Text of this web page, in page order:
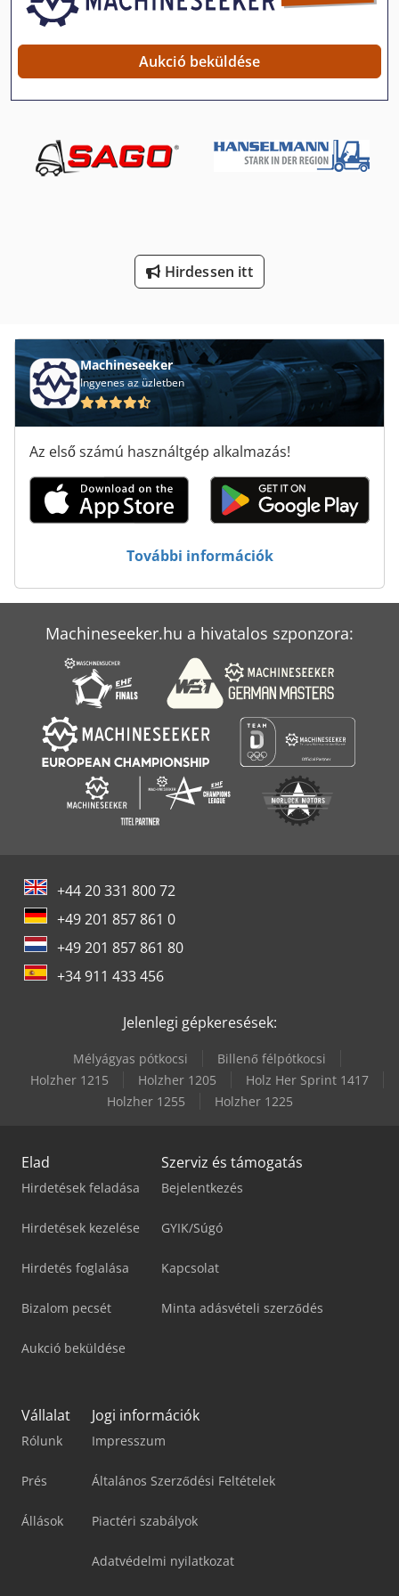
Nc Eszterga
Nehéz Teher Kocsi
Stand-Sajtó
Tej És Tejtermékek
Tnl 12
Tos Fngj 20
Tp 201
Tur 560
Aukció beküldése
Hirdessen itt
Machineseeker
Ingyenes az üzletben
Az első számú használtgép alkalmazás!
További információk
Machineseeker.hu a hivatalos szponzora:
+44 20 331 800 72
+49 201 857 861 0
+49 201 857 861 80
+34 911 433 456
Jelenlegi gépkeresések:
Mélyágyas pótkocsi
Billenő félpótkocsi
Holzher 1215
Holzher 1205
Holz Her Sprint 1417
Holzher 1255
Holzher 1225
Elad
Hirdetések feladása
Hirdetések kezelése
Hirdetés foglalása
Bizalom pecsét
Aukció beküldése
Szerviz és támogatás
Bejelentkezés
GYIK/Súgó
Kapcsolat
Minta adásvételi szerződés
Vállalat
Rólunk
Prés
Állások
Jogi információk
Impresszum
Általános Szerződési Feltételek
Piactéri szabályok
Adatvédelmi nyilatkozat